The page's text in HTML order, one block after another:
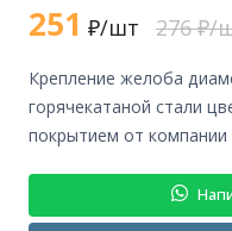
251 ₽/шт 276 ₽/
крепление желоба диаметр 250 мм L=350мм RAL 3005 из
горячекатаной стали
покрытием от